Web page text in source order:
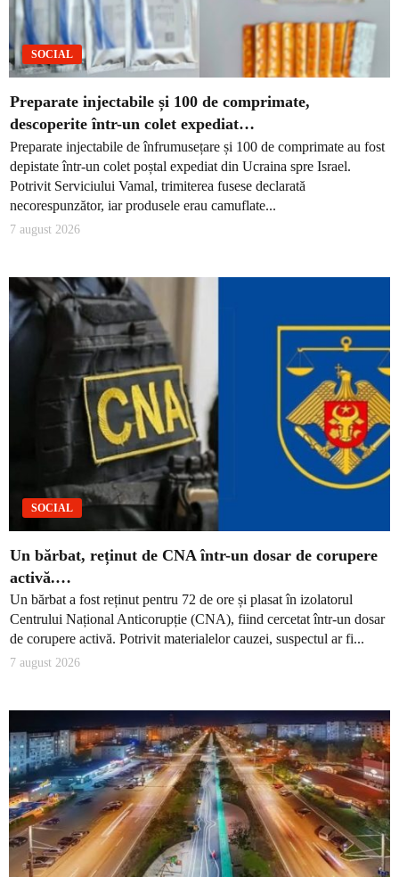
SOCIAL
Preparate injectabile și 100 de comprimate,
descoperite într-un colet expediat…
Preparate injectabile de înfrumusețare și 100 de comprimate au fost
depistate într-un colet poștal expediat din Ucraina spre Israel.
Potrivit Serviciului Vamal, trimiterea fusese declarată
necorespunzător, iar produsele erau camuflate...
7 august 2026
SOCIAL
Un bărbat, reținut de CNA într-un dosar de corupere
activă.…
Un bărbat a fost reținut pentru 72 de ore și plasat în izolatorul
Centrului Național Anticorupție (CNA), fiind cercetat într-un dosar
de corupere activă. Potrivit materialelor cauzei, suspectul ar fi...
7 august 2026